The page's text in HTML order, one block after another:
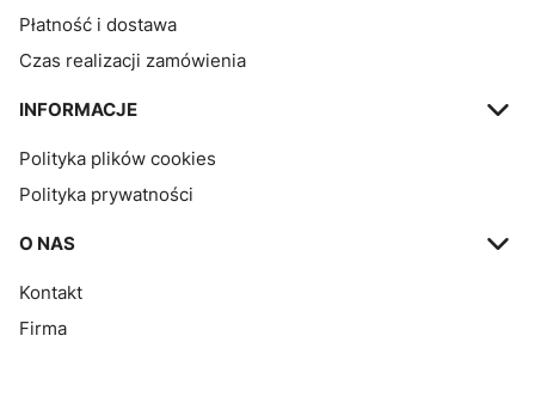
Płatność i dostawa
Czas realizacji zamówienia
INFORMACJE
Polityka plików cookies
Polityka prywatności
O NAS
Kontakt
Firma